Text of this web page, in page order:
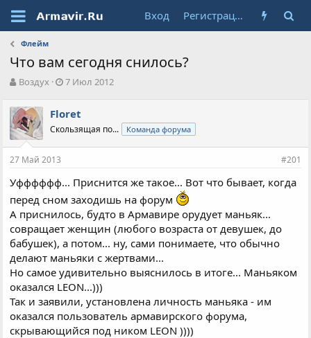
Вход Регистрация
Флейм
Что вам сегодня снилось?
А
т
о
р
т
е
ы
Воздух
Д
а
н
7 Июл 2012
Floret
Скользящая по... Команда форума
27 Май 2013 #201
Уфффффф... Приснится же такое... Вот что бывает, когда
перед сном заходишь на форум
А приснилось, будто в Армавире орудует маньяк...
совращает женщин (любого возраста от девушек, до
бабушек), а потом... ну, сами понимаете, что обычно
делают маньяки с жертвами...
Но самое удивительно выяснилось в итоге... Маньяком
оказался LEON...)))
Так и заявили, установлена личность маньяка - им
оказался пользователь армавирского форума,
скрывающийся под ником LEON ))))